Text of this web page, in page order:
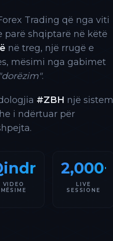
Trading që nga viti
parë shqiptarë në këtë
në treg, një rrugë e
mësimi nga gabimet
"dorëzim".
#ZBH një sistem
i ndërtuar për
VIDEO
MËSIME
2,000+
LIVE
SESSIONE